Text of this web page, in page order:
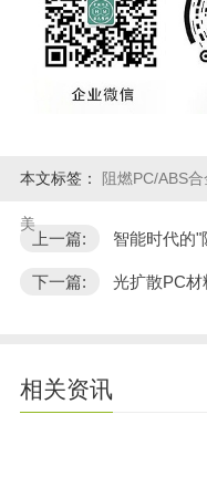
本文标签： 阻燃PC/ABS
美
上一篇: 智能时代的
下一篇: 光扩散PC
相关资讯